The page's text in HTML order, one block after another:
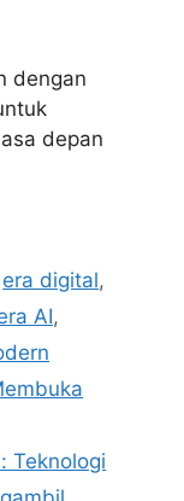
dengan
depan
era digital,
AI,
Teknologi